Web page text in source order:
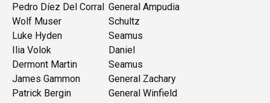
Pedro Díez Del Corral General Ampudia
Wolf Muser
Schultz
Luke Hyden
Seamus
Ilia Volok
Daniel
Dermont Martin
Seamus
James Gammon
General Zachary
Patrick Bergin
General Winfield